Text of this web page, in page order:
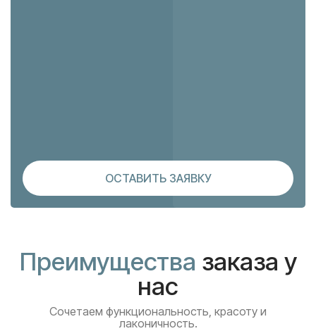
ОСТАВИТЬ ЗАЯВКУ
Преимущества заказа у
нас
Сочетаем функциональность, красоту и
лаконичность.